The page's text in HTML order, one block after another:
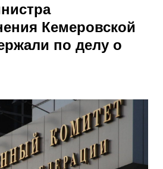
Кемеровской
по делу о